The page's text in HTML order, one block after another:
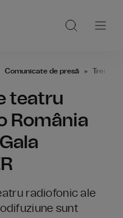
Comunicate de presă Trei
teatru
România
radiofonic ale
sunt